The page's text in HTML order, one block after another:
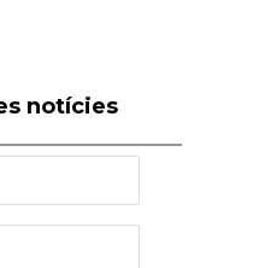
notícies